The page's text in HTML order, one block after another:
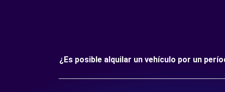
¿Es posible alquilar un vehículo por un